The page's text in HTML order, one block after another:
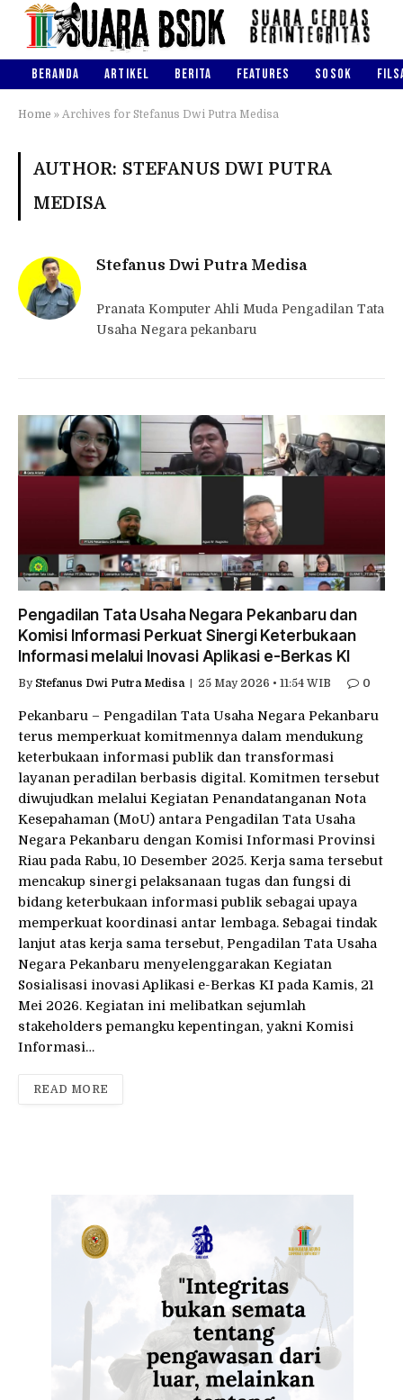
BERANDA ARTIKEL BERITA FEATURES SOSOK
Home » Archives for Stefanus Dwi Putra Medisa
AUTHOR: STEFANUS DWI PUTRA
MEDISA
Stefanus Dwi Putra Medisa
Pranata Komputer Ahli Muda Pengadilan Tata
Usaha Negara pekanbaru
Pengadilan Tata Usaha Negara Pekanbaru dan
Komisi Informasi Perkuat Sinergi Keterbukaan
Informasi melalui Inovasi Aplikasi e-Berkas KI
By Stefanus Dwi Putra Medisa 25 May 2026 • 11:54 WIB 0
Pekanbaru – Pengadilan Tata Usaha Negara Pekanbaru
terus memperkuat komitmennya dalam mendukung
keterbukaan informasi publik dan transformasi
layanan peradilan berbasis digital. Komitmen tersebut
diwujudkan melalui Kegiatan Penandatanganan Nota
Kesepahaman (MoU) antara Pengadilan Tata Usaha
Negara Pekanbaru dengan Komisi Informasi Provinsi
Riau pada Rabu, 10 Desember 2025. Kerja sama tersebut
mencakup sinergi pelaksanaan tugas dan fungsi di
bidang keterbukaan informasi publik sebagai upaya
memperkuat koordinasi antar lembaga. Sebagai tindak
lanjut atas kerja sama tersebut, Pengadilan Tata Usaha
Negara Pekanbaru menyelenggarakan Kegiatan
Sosialisasi inovasi Aplikasi e-Berkas KI pada Kamis, 21
Mei 2026. Kegiatan ini melibatkan sejumlah
stakeholders pemangku kepentingan, yakni Komisi
Informasi…
READ MORE